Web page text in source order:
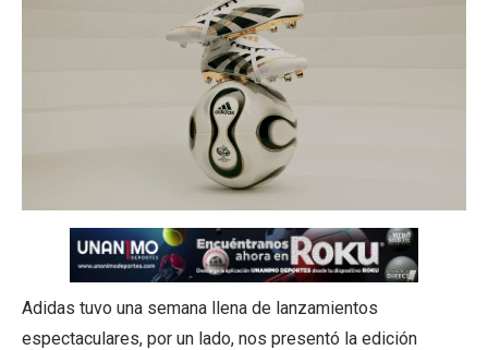
Adidas tuvo una semana llena de lanzamientos
espectaculares, por un lado, nos presentó la edición